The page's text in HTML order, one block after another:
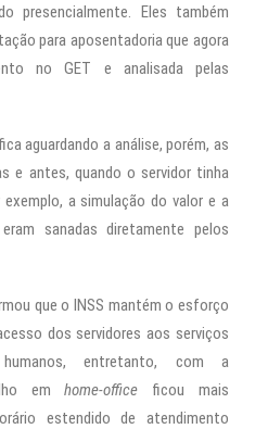
presencialmente. Eles também
para aposentadoria que agora
no GET e analisada pelas
aguardando a análise, porém, as
e antes, quando o servidor tinha
a simulação do valor e a
sanadas diretamente pelos
que o INSS mantém o esforço
dos servidores aos serviços
entretanto, com a
emhome-office ficou mais
estendido de atendimento